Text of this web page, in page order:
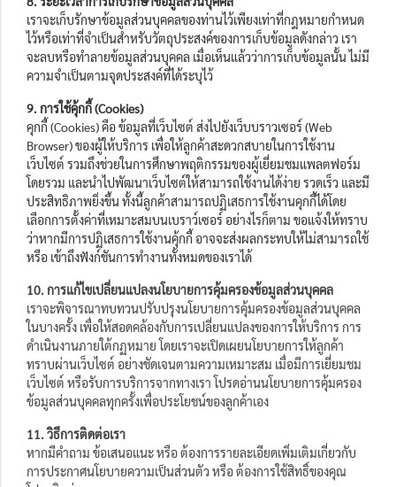
เราจะเก็บรักษาข้อมูลส่วนบุคคลของท่านไว้เพียงเท่าที่กฎหมายกำหนด
ไว้หรือเท่าที่จำเป็นสำหรับวัตถุประสงค์ของการเก็บข้อมูลดังกล่าว เรา
จะลบหรือทำลายข้อมูลส่วนบุคคล เมื่อเห็นแล้วว่าการเก็บข้อมูลนั้น ไม่มี
ความจำเป็นตามจุดประสงค์ที่ได้ระบุไว้
9. การใช้คุ้กกี้ (Cookies)
คุกกี้ (Cookies) คือ ข้อมูลที่เว็บไซต์ ส่งไปยังเว็บบราวเซอร์ (Web
Browser) ของผู้ให้บริการ เพื่อให้ลูกค้าสะดวกสบายในการใช้งาน
เว็บไซต์ รวมถึงช่วยในการศึกษาพฤติกรรมของผู้เยี่ยมชมแพลตฟอร์ม
โดยรวม และนำไปพัฒนาเว็บไซต์ให้สามารถใช้งานได้ง่าย รวดเร็ว และมี
ประสิทธิภาพยิ่งขึ้น ทั้งนี้ลูกค้าสามารถปฏิเสธการใช้งานคุกกี้ได้โดย
เลือกการตั้งค่าที่เหมาะสมบนเบราว์เซอร์ อย่างไรก็ตาม ขอแจ้งให้ทราบ
ว่าหากมีการปฏิเสธการใช้งานคุ้กกี้ อาจจะส่งผลกระทบให้ไม่สามารถใช้
หรือ เข้าถึงฟังก์ชันการทำงานทั้งหมดของเราได้
10. การแก้ไขเปลี่ยนแปลงนโยบายการคุ้มครองข้อมูลส่วนบุคคล
เราจะพิจารณาทบทวนปรับปรุงนโยบายการคุ้มครองข้อมูลส่วนบุคคล
ในบางครั้ง เพื่อให้สอดคล้องกับการเปลี่ยนแปลงของการให้บริการ การ
ดำเนินงานภายใต้กฏหมาย โดยเราจะเปิดเผยนโยบายการให้ลูกค้า
ทราบผ่านเว็บไซต์ อย่างชัดเจนตามความเหมาะสม เมื่อมีการเยี่ยมชม
เว็บไซต์ หรือรับการบริการจากทางเรา โปรดอ่านนโยบายการคุ้มครอง
ข้อมูลส่วนบุคคลทุกครั้งเพื่อประโยชน์ของลูกค้าเอง
11. วิธีการติดต่อเรา
หากมีคำถาม ข้อเสนอแนะ หรือ ต้องการรายละเอียดเพิ่มเติมเกี่ยวกับ
การประกาศนโยบายความเป็นส่วนตัว หรือ ต้องการใช้สิทธิ์ของคุณ